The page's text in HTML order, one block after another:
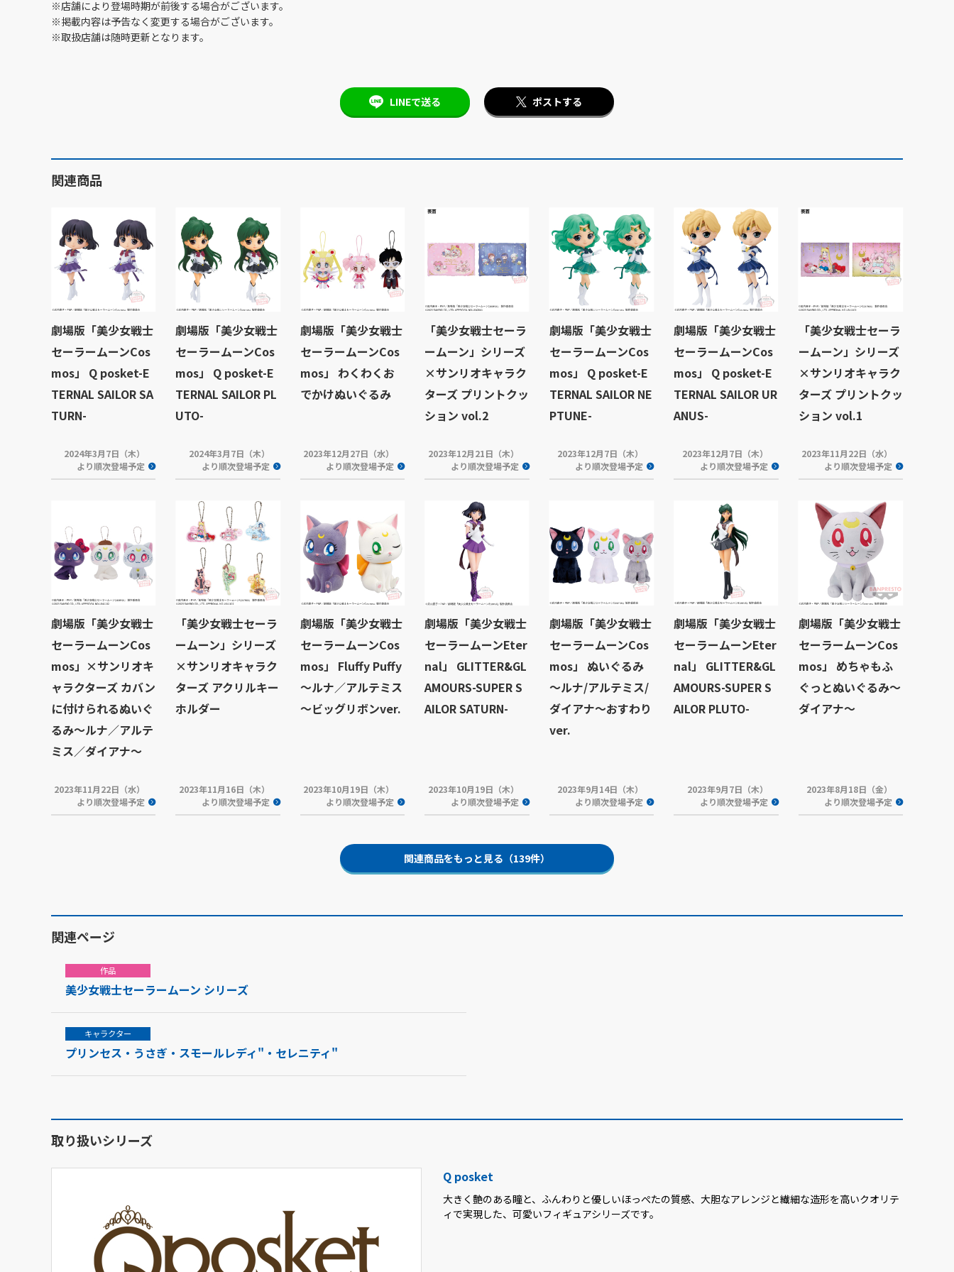
※店舗により登場時期が前後する場合がございます。
※掲載内容は予告なく変更する場合がございます。
※取扱店舗は随時更新となります。
LINEで送る ポストする
関連商品
劇場版「美少女戦士
セーラームーンCos
mos」 Q posket-E
TERNAL SAILOR SA
TURN-
2024年3月7日（木）
より順次登場予定
劇場版「美少女戦士
セーラームーンCos
mos」 Q posket-E
TERNAL SAILOR PL
UTO-
2024年3月7日（木）
より順次登場予定
劇場版「美少女戦士
セーラームーンCos
mos」 わくわくお
でかけぬいぐるみ
2023年12月27日（水）
より順次登場予定
「美少女戦士セーラ
ームーン」シリーズ
×サンリオキャラク
ターズ プリントクッ
ション vol.2
2023年12月21日（木）
より順次登場予定
劇場版「美少女戦士
セーラームーンCos
mos」 Q posket-E
TERNAL SAILOR NE
PTUNE-
2023年12月7日（木）
より順次登場予定
劇場版「美少女戦士
セーラームーンCos
mos」 Q posket-E
TERNAL SAILOR UR
ANUS-
2023年12月7日（木）
より順次登場予定
「美少女戦士セーラ
ームーン」シリーズ
×サンリオキャラク
ターズ プリントクッ
ション vol.1
2023年11月22日（水）
より順次登場予定
劇場版「美少女戦士
セーラームーンCos
mos」×サンリオキ
ャラクターズ カバン
に付けられるぬいぐ
るみ～ルナ／アルテ
ミス／ダイアナ～
2023年11月22日（水）
より順次登場予定
「美少女戦士セーラ
ームーン」シリーズ
×サンリオキャラク
ターズ アクリルキー
ホルダー
2023年11月16日（木）
より順次登場予定
劇場版「美少女戦士
セーラームーンCos
mos」 Fluffy Puffy
～ルナ／アルテミス
～ビッグリボンver.
2023年10月19日（木）
より順次登場予定
劇場版「美少女戦士
セーラームーンEter
nal」 GLITTER&GL
AMOURS-SUPER S
AILOR SATURN-
2023年10月19日（木）
より順次登場予定
劇場版「美少女戦士
セーラームーンCos
mos」 ぬいぐるみ
～ルナ/アルテミス/
ダイアナ～おすわり
ver.
2023年9月14日（木）
より順次登場予定
劇場版「美少女戦士
セーラームーンEter
nal」 GLITTER&GL
AMOURS-SUPER S
AILOR PLUTO-
2023年9月7日（木）
より順次登場予定
劇場版「美少女戦士
セーラームーンCos
mos」 めちゃもふ
ぐっとぬいぐるみ～
ダイアナ～
2023年8月18日（金）
より順次登場予定
関連商品をもっと見る（139件）
関連ページ
作品
美少女戦士セーラームーン シリーズ
キャラクター
プリンセス・うさぎ・スモールレディ"・セレニティ"
取り扱いシリーズ
Q posket
大きく艶のある瞳と、ふんわりと優しいほっぺたの質感、大胆なアレンジと繊細な造形を高いクオリテ
ィで実現した、可愛いフィギュアシリーズです。